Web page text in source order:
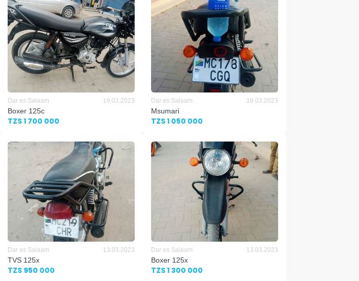
Dar es Salaam 19.03.2023
Boxer 125c
TZS 1 700 000
Dar es Salaam 19.03.2023
Msumari
TZS 1 050 000
Dar es Salaam 13.03.2023
TVS 125x
TZS 950 000
Dar es Salaam 13.03.2023
Boxer 125x
TZS 1 300 000